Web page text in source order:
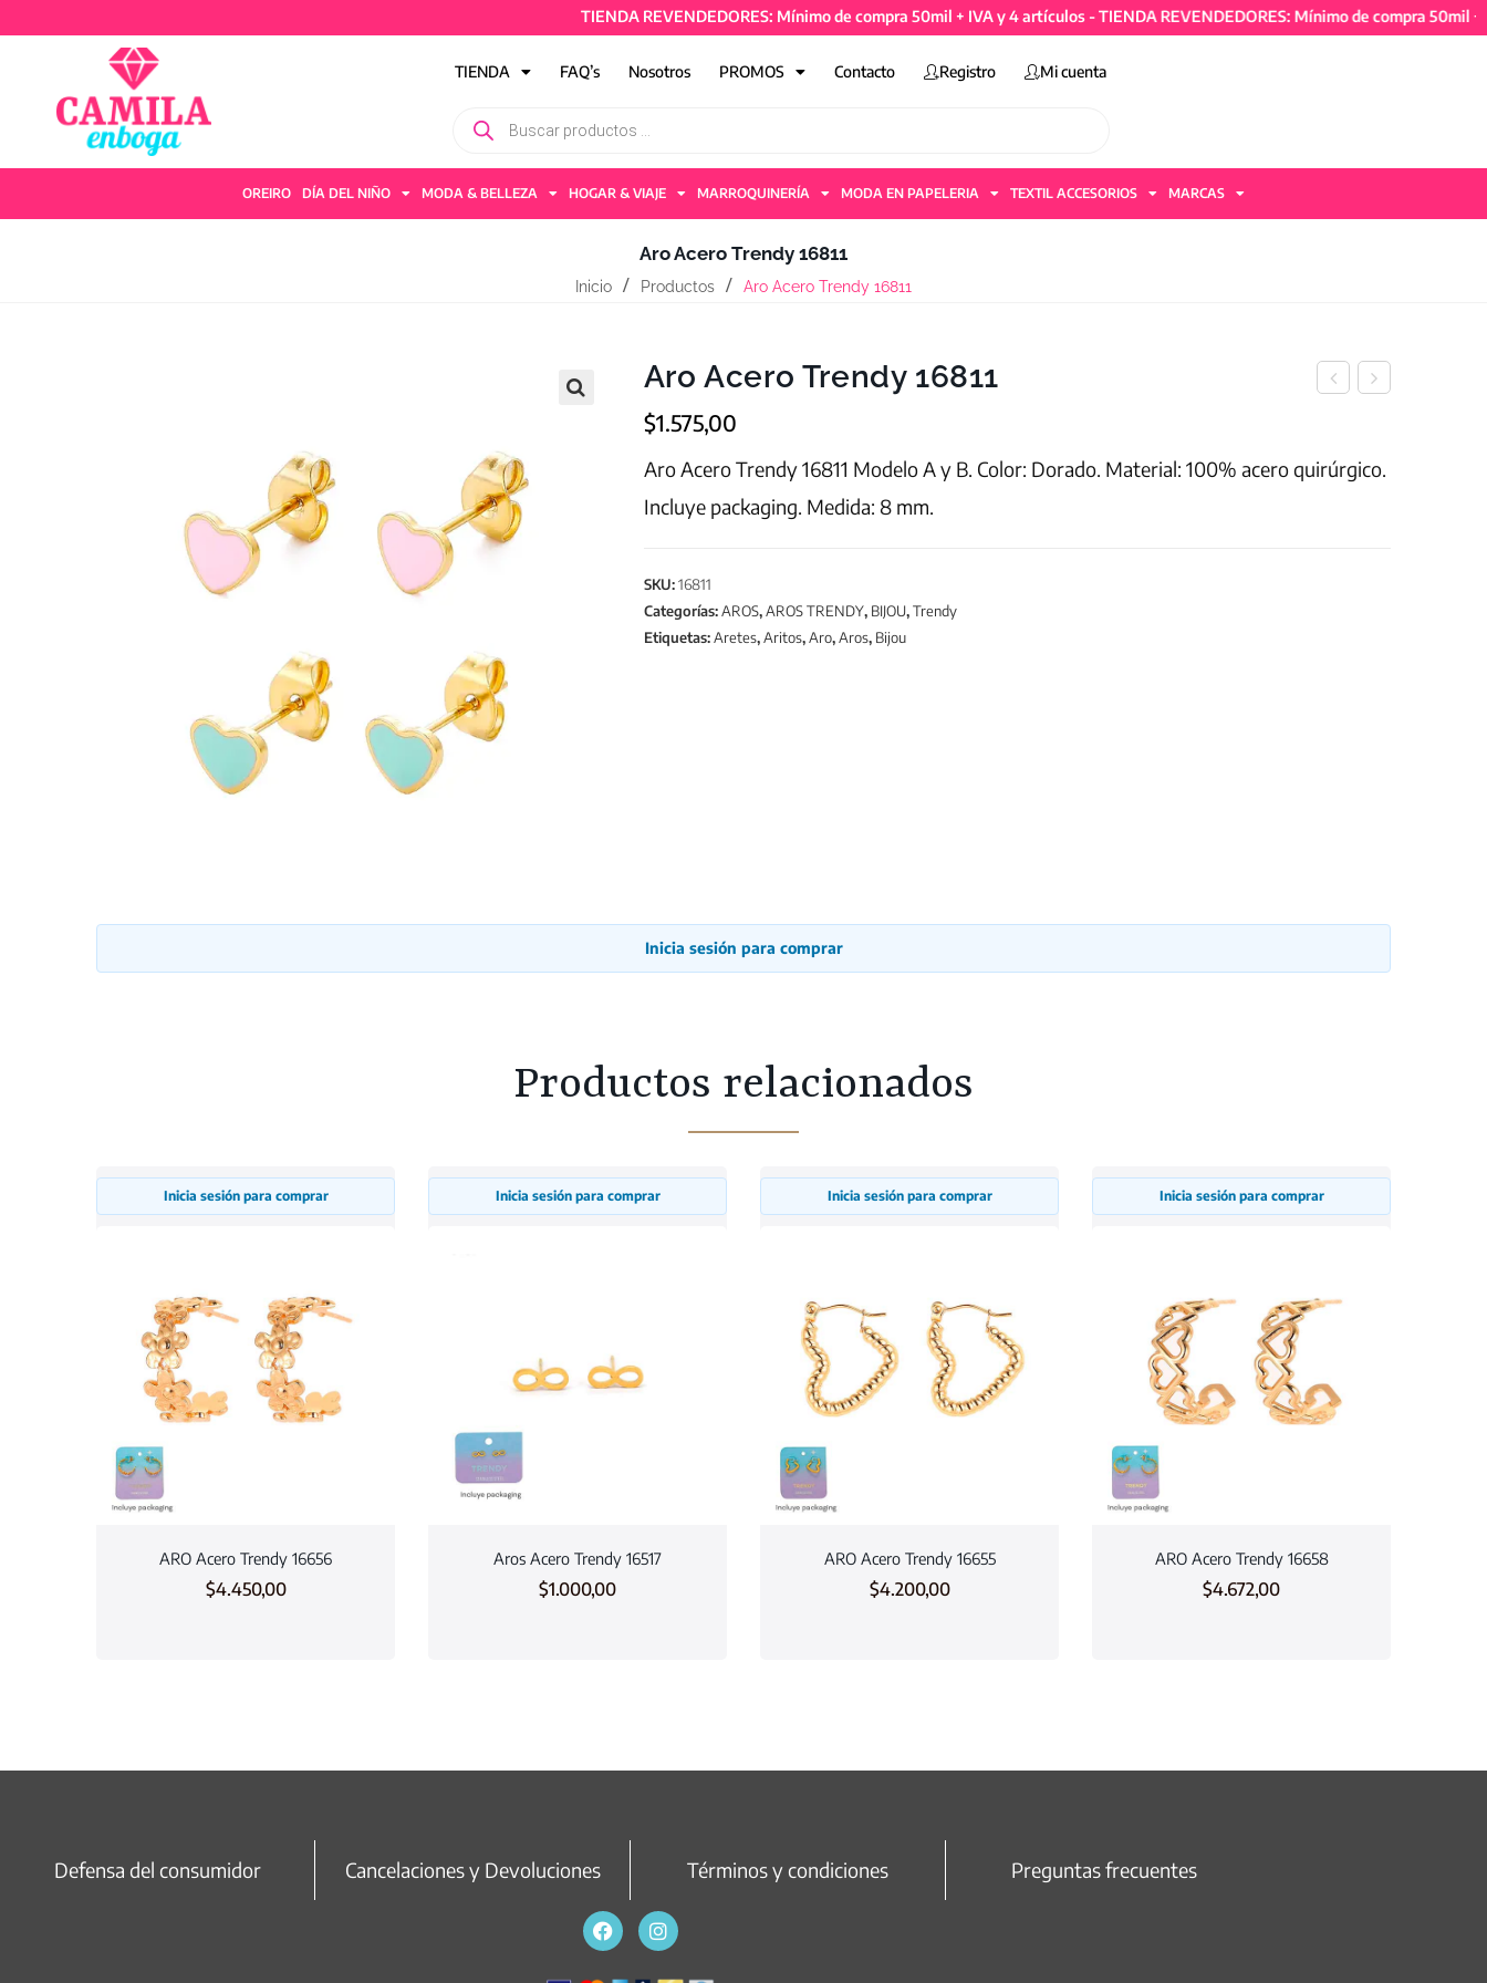
TIENDA REVENDEDORES: Mínimo de compra 50mil + IVA y 4 artículos - TIENDA REVENDEDORES: Mínimo de compra 50mil +
TIENDA FAQ’s Nosotros PROMOS Contacto Registro Mi cuenta
OREIRO DÍA DEL NIÑO MODA & BELLEZA HOGAR & VIAJE MARROQUINERÍA MODA EN PAPELERIA TEXTIL ACCESORIOS MARCAS
Aro Acero Trendy 16811
Inicio Productos Aro Acero Trendy 16811
Aro Acero Trendy 16811
$1.575,00
Aro Acero Trendy 16811 Modelo A y B. Color: Dorado. Material: 100% acero quirúrgico.
Incluye packaging. Medida: 8 mm.
SKU:16811
Categorías:AROS,AROS TRENDY, BIJOU,Trendy
Etiquetas:Aretes,Aritos,Aro,Aros, Bijou
Inicia sesión para comprar
Productos relacionados
Inicia sesión para comprar
ARO Acero Trendy 16656
$4.450,00
Inicia sesión para comprar
Aros Acero Trendy 16517
$1.000,00
Inicia sesión para comprar
ARO Acero Trendy 16655
$4.200,00
Inicia sesión para comprar
ARO Acero Trendy 16658
$4.672,00
Defensa del consumidor Cancelaciones y Devoluciones Términos y condiciones Preguntas frecuentes